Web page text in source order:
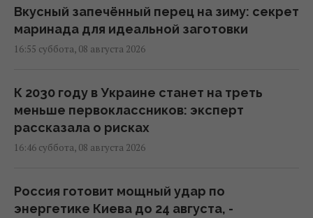
Вкусный запечённый перец на зиму: секрет
маринада для идеальной заготовки
16:55 суббота, 08 августа 2026
К 2030 году в Украине станет на треть
меньше первоклассников: эксперт
рассказала о рисках
16:46 суббота, 08 августа 2026
Россия готовит мощный удар по
энергетике Киева до 24 августа, -